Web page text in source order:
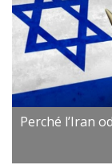
Perché l’Iran